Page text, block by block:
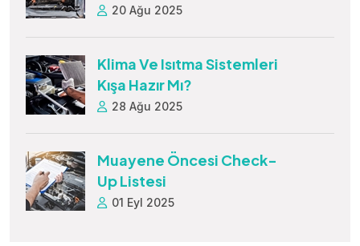
20 Ağu 2025
Klima Ve Isıtma Sistemleri
Kışa Hazır Mı?
28 Ağu 2025
Muayene Öncesi Check-
Up Listesi
01 Eyl 2025